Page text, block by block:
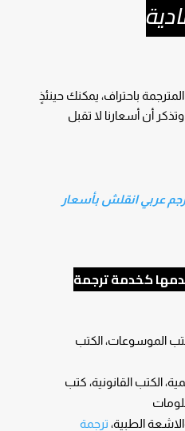
باحتراف، يمكنك حينئذٍ
أن أسعارنا لا تقبل
عربي انقلش بأسعار
كخدمة ترجمة
الموسوعات، الكتب
الكتب القانونية، كتب
الطبية، ترجمة